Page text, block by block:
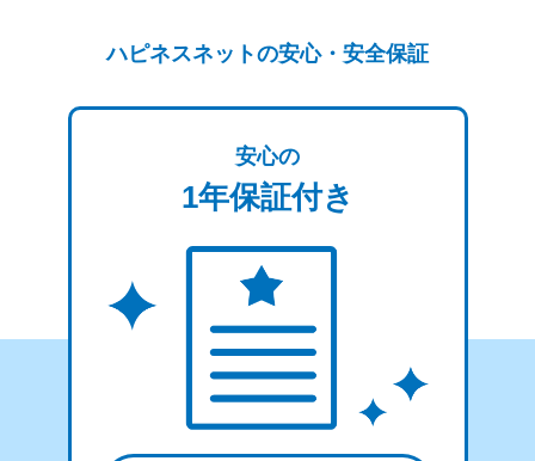
ハピネスネットの安心・安全保証
安心の
1年保証付き